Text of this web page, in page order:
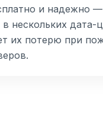
и надежно
нескольких дата-
их потерю при